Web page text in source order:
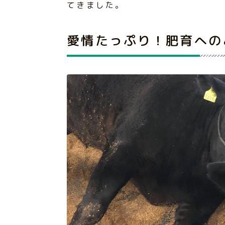
てきました。
愛情たっぷり！肥育へ